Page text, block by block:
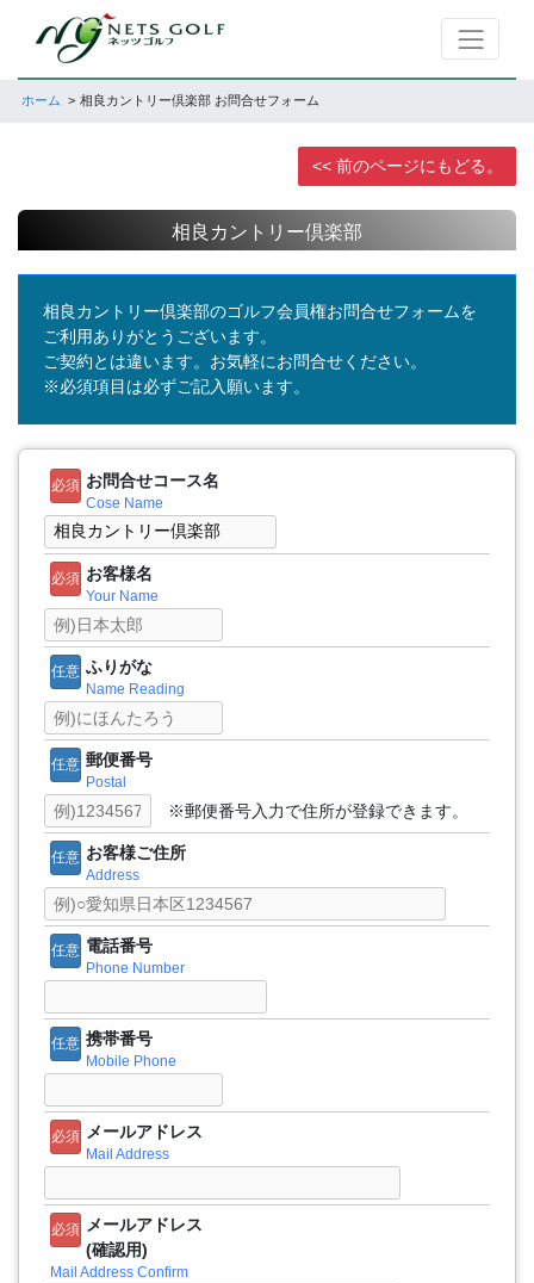
ホーム 相良カントリー倶楽部 お問合せフォーム
<< 前のページにもどる。
相良カントリー倶楽部
相良カントリー倶楽部のゴルフ会員権お問合せフォームを
ご利用ありがとうございます。
ご契約とは違います。お気軽にお問合せください。
※必須項目は必ずご記入願います。
必須 お問合せコース名
Cose Name
必須 お客様名
Your Name
任意 ふりがな
Name Reading
任意 郵便番号
Postal
※郵便番号入力で住所が登録できます。
任意 お客様ご住所
Address
任意 電話番号
Phone Number
任意 携帯番号
Mobile Phone
必須 メールアドレス
Mail Address
必須 メールアドレス
(確認用)
Mail Address Confirm